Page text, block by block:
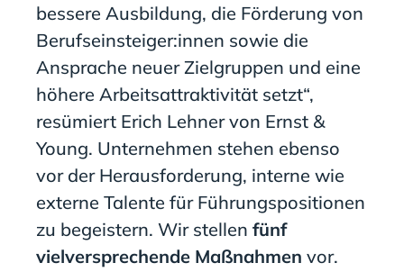
bessere Ausbildung, die Förderung von
Berufseinsteiger:innen sowie die
Ansprache neuer Zielgruppen und eine
höhere Arbeitsattraktivität setzt“,
resümiert Erich Lehner von Ernst &
Young. Unternehmen stehen ebenso
vor der Herausforderung, interne wie
externe Talente für Führungspositionen
zu begeistern. Wir stellen fünf
vielversprechende Maßnahmen vor.